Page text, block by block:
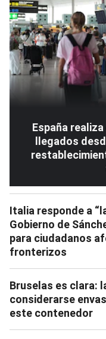
España
llegados
Italia responde a
Gobierno de
para ciudadanos
fronterizos
Bruselas es clara:
considerarse
este contenedor